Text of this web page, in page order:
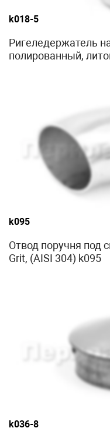
k018-5
Ригеледержатель
полированный,
k095
Отвод поручня под
Grit, (AISI 304) k095
k036-8